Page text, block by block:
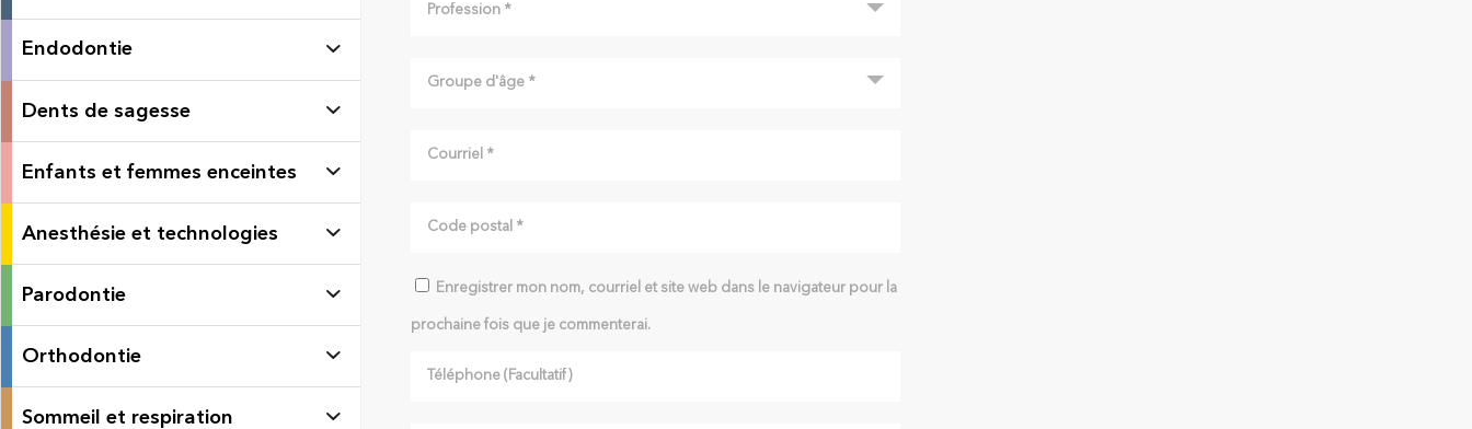
Endodontie
Dents de sagesse
Enfants et femmes enceintes
Anesthésie et technologies
Parodontie
Orthodontie
Sommeil et respiration
Enregistrer mon nom, courriel et site web dans le navigateur pour la
prochaine fois que je commenterai.